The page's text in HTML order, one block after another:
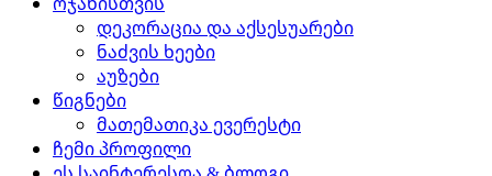
დეკორაცია და აქსესუარები
ნაძვის ხეები
აუზები
წიგნები
მათემათიკა ევერესტი
ჩემი პროფილი